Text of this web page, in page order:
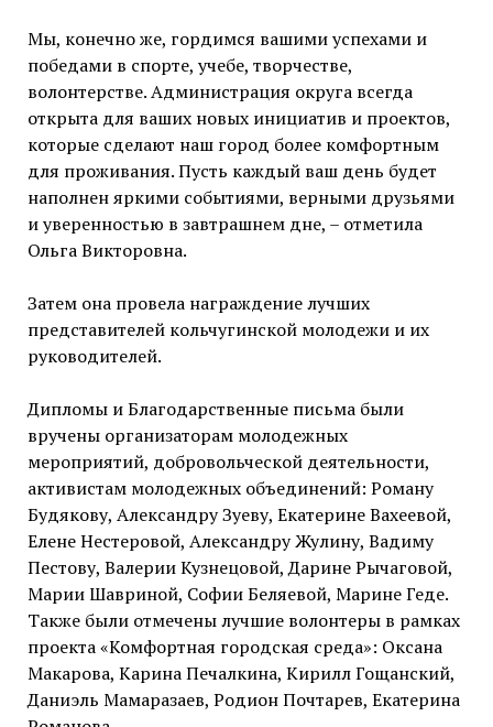
Мы, конечно же, гордимся вашими успехами и
победами в спорте, учебе, творчестве,
волонтерстве. Администрация округа всегда
открыта для ваших новых инициатив и проектов,
которые сделают наш город более комфортным
для проживания. Пусть каждый ваш день будет
наполнен яркими событиями, верными друзьями
и уверенностью в завтрашнем дне, – отметила
Ольга Викторовна.
Затем она провела награждение лучших
представителей кольчугинской молодежи и их
руководителей.
Дипломы и Благодарственные письма были
вручены организаторам молодежных
мероприятий, добровольческой деятельности,
активистам молодежных объединений: Роману
Будякову, Александру Зуеву, Екатерине Вахеевой,
Елене Нестеровой, Александру Жулину, Вадиму
Пестову, Валерии Кузнецовой, Дарине Рычаговой,
Марии Шавриной, Софии Беляевой, Марине Геде.
Также были отмечены лучшие волонтеры в рамках
проекта «Комфортная городская среда»: Оксана
Макарова, Карина Печалкина, Кирилл Гощанский,
Даниэль Мамаразаев, Родион Почтарев, Екатерина